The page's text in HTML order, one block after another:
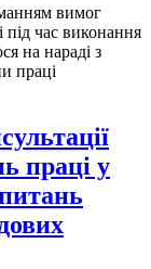
вимог
під час виконання
на нараді з
праці
праці у